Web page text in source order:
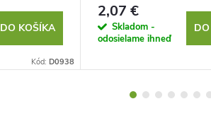
DO KOŠÍKA
Kód: D0938
2,07 €
Skladom -
odosielame ihneď